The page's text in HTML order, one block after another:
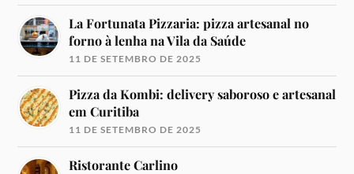
La Fortunata Pizzaria: pizza artesanal no
forno à lenha na Vila da Saúde
11 DE SETEMBRO DE 2025
Pizza da Kombi: delivery saboroso e artesanal
em Curitiba
11 DE SETEMBRO DE 2025
Ristorante Carlino